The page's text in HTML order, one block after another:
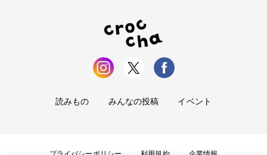
読みもの みんなの投稿 イベント